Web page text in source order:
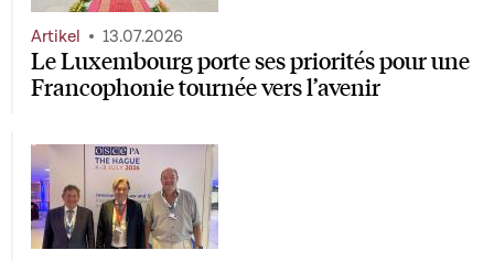
Le Luxembourg porte ses priorités pour une
Francophonie tournée vers l’avenir
Artikel 13.07.2026